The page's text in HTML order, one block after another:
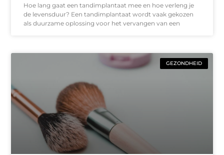
Hoe lang gaat een tandimplantaat mee en hoe verleng je
de levensduur? Een tandimplantaat wordt vaak gekozen
als duurzame oplossing voor het vervangen van een
GEZONDHEID